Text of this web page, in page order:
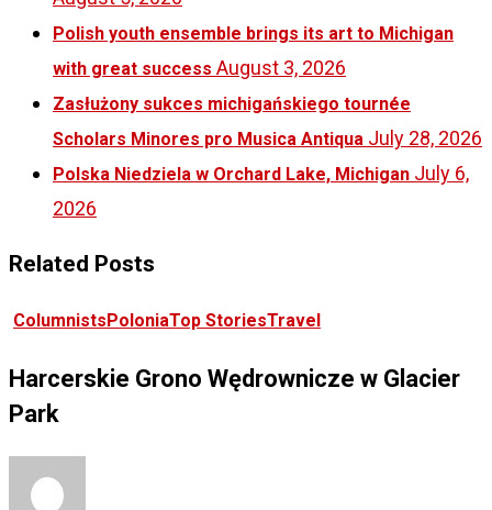
Polish youth ensemble brings its art to Michigan
with great success August 3, 2026
Zasłużony sukces michigańskiego tournée
Scholars Minores pro Musica Antiqua July 28, 2026
Polska Niedziela w Orchard Lake, Michigan July 6,
2026
Related Posts
ColumnistsPoloniaTop StoriesTravel
Harcerskie Grono Wędrownicze w Glacier
Park